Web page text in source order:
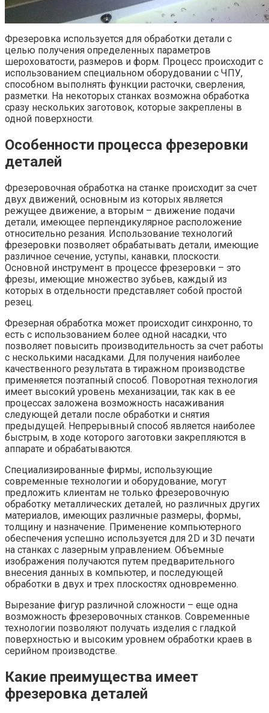
Фрезеровка используется для обработки детали с
целью получения определенных параметров
шероховатости, размеров и форм. Процесс происходит с
использованием специальном оборудовании с ЧПУ,
способном выполнять функции расточки, сверления,
разметки. На некоторых станках возможна обработка
сразу нескольких заготовок, которые закреплены в
одной поверхности.
Особенности процесса фрезеровки
деталей
Фрезеровочная обработка на станке происходит за счет
двух движений, основным из которых является
режущее движение, а вторым – движение подачи
детали, имеющее перпендикулярное расположение
относительно резания. Использование технологий
фрезеровки позволяет обрабатывать детали, имеющие
различное сечение, уступы, канавки, плоскости.
Основной инструмент в процессе фрезеровки – это
фрезы, имеющие множество зубьев, каждый из
которых в отдельности представляет собой простой
резец.
Фрезерная обработка может происходит синхронно, то
есть с использованием более одной насадки, что
позволяет повысить производительность за счет работы
с несколькими насадками. Для получения наиболее
качественного результата в тиражном производстве
применяется поэтапный способ. Поворотная технология
имеет высокий уровень механизации, так как в ее
процессах заложена возможность насаживания
следующей детали после обработки и снятия
предыдущей. Непрерывный способ является наиболее
быстрым, в ходе которого заготовки закрепляются в
аппарате и обрабатываются.
Специализированные фирмы, использующие
современные технологии и оборудование, могут
предложить клиентам не только фрезеровочную
обработку металлических деталей, но различных других
материалов, имеющих различные размеры, формы,
толщину и назначение. Применение компьютерного
обеспечения успешно используется для 2D и 3D печати
на станках с лазерным управлением. Объемные
изображения получаются путем предварительного
внесения данных в компьютер, и последующей
обработки в двух и трех плоскостях одновременно.
Вырезание фигур различной сложности – еще одна
возможность фрезеровочных станков. Современные
технологии позволяют получать изделия с гладкой
поверхностью и высоким уровнем обработки краев в
серийном производстве.
Какие преимущества имеет
фрезеровка деталей